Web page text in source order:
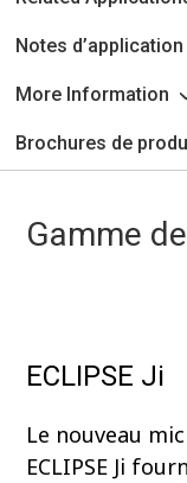
Notes d’application
More Information
Brochures de
Gamme
ECLIPSE Ji
Le nouveau
ECLIPSE Ji